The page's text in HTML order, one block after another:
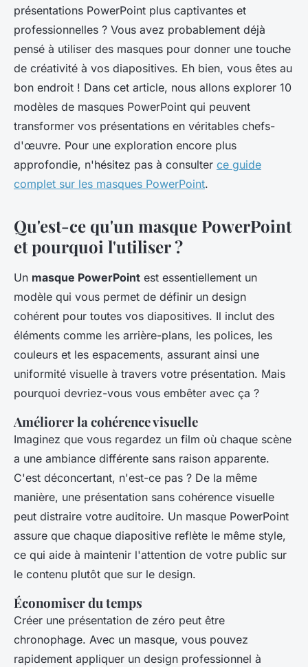
présentations PowerPoint plus captivantes et
professionnelles ? Vous avez probablement déjà
pensé à utiliser des masques pour donner une touche
de créativité à vos diapositives. Eh bien, vous êtes au
bon endroit ! Dans cet article, nous allons explorer 10
modèles de masques PowerPoint qui peuvent
transformer vos présentations en véritables chefs-
d'œuvre. Pour une exploration encore plus
approfondie, n'hésitez pas à consulter ce guide
complet sur les masques PowerPoint.
Qu'est-ce qu'un masque PowerPoint
et pourquoi l'utiliser ?
Un masque PowerPoint est essentiellement un
modèle qui vous permet de définir un design
cohérent pour toutes vos diapositives. Il inclut des
éléments comme les arrière-plans, les polices, les
couleurs et les espacements, assurant ainsi une
uniformité visuelle à travers votre présentation. Mais
pourquoi devriez-vous vous embêter avec ça ?
Améliorer la cohérence visuelle
Imaginez que vous regardez un film où chaque scène
a une ambiance différente sans raison apparente.
C'est déconcertant, n'est-ce pas ? De la même
manière, une présentation sans cohérence visuelle
peut distraire votre auditoire. Un masque PowerPoint
assure que chaque diapositive reflète le même style,
ce qui aide à maintenir l'attention de votre public sur
le contenu plutôt que sur le design.
Économiser du temps
Créer une présentation de zéro peut être
chronophage. Avec un masque, vous pouvez
rapidement appliquer un design professionnel à